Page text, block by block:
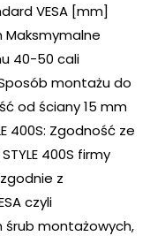
VESA [mm]
40-50 cali
montażu do
od ściany 15 mm
400S: Zgodność ze
400S firmy
z
czyli
montażowych,